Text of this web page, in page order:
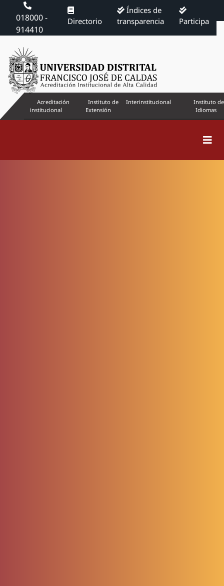
018000 -
914410
Directorio
Índices de
transparencia
Participa
Acreditación
institucional
Instituto de
Extensión
Interinstitucional
Instituto de
Idiomas